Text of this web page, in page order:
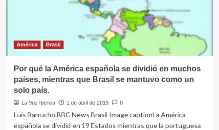
Brasil
estanque
América Brasil
Por qué la América española se dividió en muchos
países, mientras que Brasil se mantuvo como un
solo país.
La Voz Iberica 1 de abril de 2019 0
Luís Barrucho BBC News Brasil Image captionLa América
española se dividió en 19 Estados mientras que la portuguesa